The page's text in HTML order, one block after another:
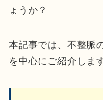
ょうか？
本記事では、不整脈
を中心にご紹介しま